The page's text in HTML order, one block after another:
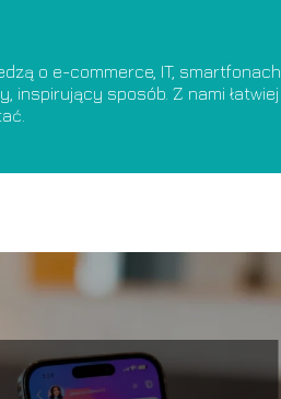
o e-commerce, IT, smartfonach,
inspirujący sposób. Z nami łatwiej